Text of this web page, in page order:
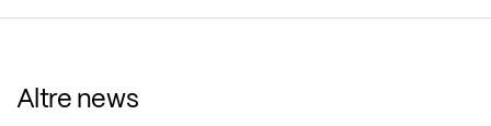
Altre news